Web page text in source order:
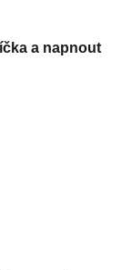
a napnout